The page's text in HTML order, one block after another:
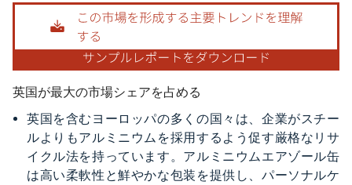
画像 © Mordor Intelligence。再利用にはCC BY 4.0の表示が必要です。
英国が最大の市場シェアを占める
英国を含むヨーロッパの多くの国々は、企業がスチー
ルよりもアルミニウムを採用するよう促す厳格なリサ
イクル法を持っています。アルミニウムエアゾール缶
は高い柔軟性と鮮やかな包装を提供し、パーソナルケ